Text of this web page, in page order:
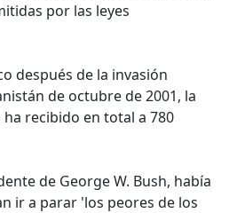
por las leyes
después de la invasión
de octubre de 2001, la
recibido en total a 780
de George W. Bush, había
ir a parar 'los peores de los